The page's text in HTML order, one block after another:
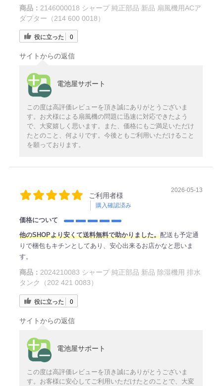
商品： 2146000018 シャープ 純正部品 新品 扇風機用ACア
ダプター（214 600 0018）
役に立った 0
サイトからの返信
電池屋サポート
この度は高評価レビューを頂き誠にありがとうございま
す。お犬様による扇風機の問題に迅速に対応できたよう
で、大変嬉しく思います。また、価格にもご満足いただけ
たとのこと、何よりです。今後ともご利用いただけること
を願っております。
ご利用者様
購入確認済み
2026-05-13
価格について
他のSHOPより安くて送料無料で助かりました。配送も予定通
りで梱包もキチンとしてあり、安心出来るお店かなと思いま
す。
商品： 2024210083 シャープ 純正部品 新品 除湿機用 排水
タンク（202 421 0083）
役に立った 0
サイトからの返信
電池屋サポート
この度は高評価レビューを頂き誠にありがとうございま
す。お客様に安心してご利用いただけたとのことで、大変